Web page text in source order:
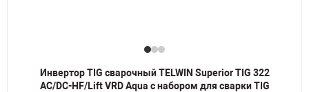
Инвертор TIG сварочный TELWIN Superior TIG 322
AC/DC-HF/Lift VRD Aqua с набором для сварки TIG